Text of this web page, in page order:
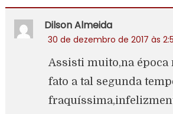
Dilson Almeida
30 de dezembro de 2017 às
Assisti muito,na época
fato a tal segunda